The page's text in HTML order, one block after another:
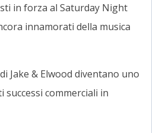
in forza al Saturday Night
innamorati della musica
Jake & Elwood diventano uno
commerciali in